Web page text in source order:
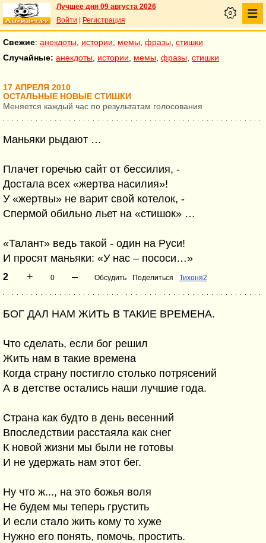
Лучшее дня 09 августа 2026
Войти
Регистрация
Свежие: анекдоты истории мемы фразы стишки
Случайные: анекдоты истории мемы фразы стишки
17 АПРЕЛЯ 2010
ОСТАЛЬНЫЕ НОВЫЕ СТИШКИ
Меняется каждый час по результатам голосования
Маньяки рыдают …
Плачет горечью сайт от бессилия, -
Достала всех «жертва насилия»!
У «жертвы» не варит свой котелок, -
Спермой обильно льет на «стишок» …
«Талант» ведь такой - один на Руси!
И просят маньяки: «У нас – пососи…»
2 + 0 – Обсудить Поделиться Тихоня2
БОГ ДАЛ НАМ ЖИТЬ В ТАКИЕ ВРЕМЕНА.
Что сделать, если бог решил
Жить нам в такие времена
Когда страну постигло столько потрясений
А в детстве остались наши лучшие года.
Страна как будто в день весенний
Впоследствии расстаяла как снег
К новой жизни мы были не готовы
И не удержать нам этот бег.
Ну что ж..., на это божья воля
Не будем мы теперь грустить
И если стало жить кому то хуже
Нужно его понять, помочь, простить.